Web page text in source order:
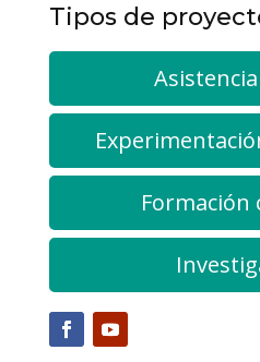
Tipos de
Formación